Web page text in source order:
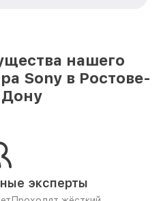
нашего
Sony в Ростове-
эксперты